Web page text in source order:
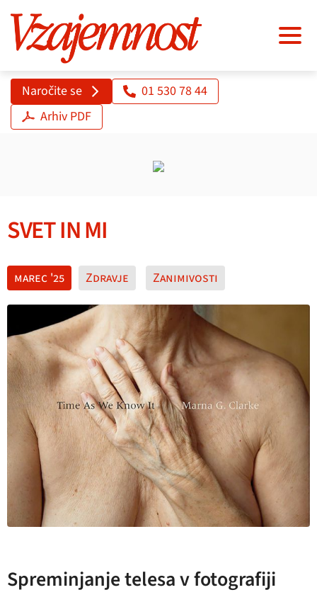
Naročite se
01 530 78 44
Arhiv PDF
SVET IN MI
marec '25 Zdravje Zanimivosti
Spreminjanje telesa v fotografiji